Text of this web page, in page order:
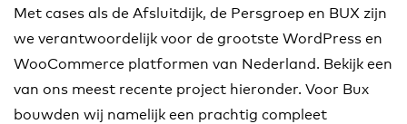
Met cases als de Afsluitdijk, de Persgroep en BUX zijn
we verantwoordelijk voor de grootste WordPress en
WooCommerce platformen van Nederland. Bekijk een
van ons meest recente project hieronder. Voor Bux
bouwden wij namelijk een prachtig compleet